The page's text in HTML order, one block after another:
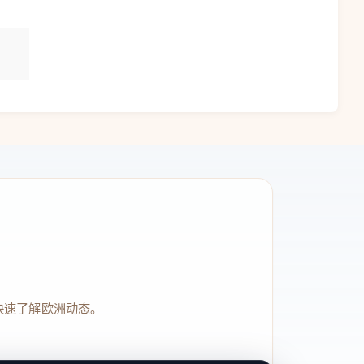
了解欧洲动态。